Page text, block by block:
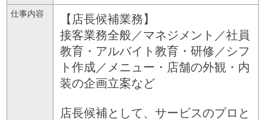
仕事内容
【店長候補業務】
接客業務全般／マネジメント／社員
教育・アルバイト教育・研修／シフ
ト作成／メニュー・店舗の外観・内
装の企画立案など
店長候補として、サービスのプロと